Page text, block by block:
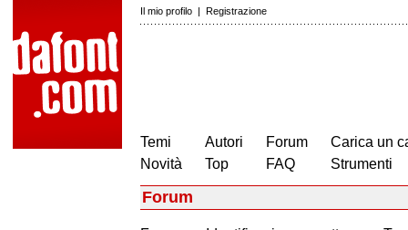
Il mio profilo | Registrazione
Temi
Novità
Autori
Top
Forum
FAQ
Carica un
Strumenti
Forum